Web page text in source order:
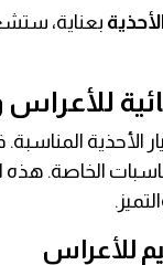
بعناية،
الأحذية
الخاصة.
للأعراس